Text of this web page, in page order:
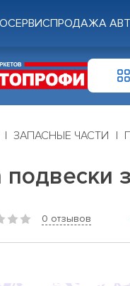
ПРОДАЖА
ЗАПАСНЫЕ ЧАСТИ
0 отзывов